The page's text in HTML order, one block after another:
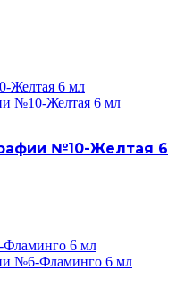
№10-Желтая 6